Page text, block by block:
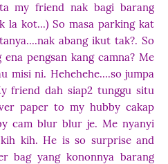
my friend nak bagi barang
la kot...) So masa parking kat
abang ikut tak?. So
pengsan kang camna? Me
misi ni. Hehehehe....so jumpa
friend dah siap2 tunggu situ
paper to my hubby cakap
cam blur blur je. Me nyanyi
kih. He is so surprise and
bag yang kononnya barang